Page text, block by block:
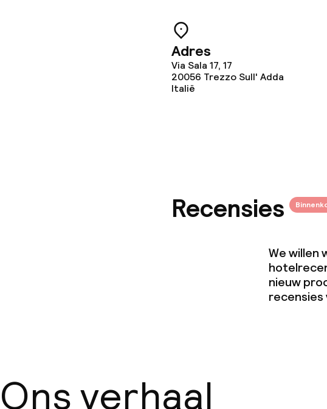
Adres
Via Sala 17, 17
20056 Trezzo Sull' Adda
Italië
Recensies
We willen
nieuw
recensies
Ons verhaal